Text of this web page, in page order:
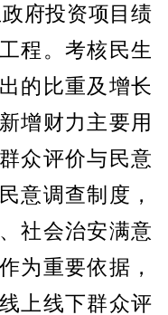
府投资项目绩
程。考核民生
的比重及增长
增财力主要用
众评价与民意
意调查制度，
社会治安满意
为重要依据，
上线下群众评